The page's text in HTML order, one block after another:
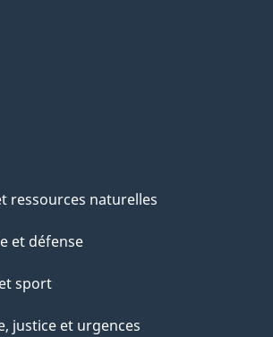
ressources naturelles
et défense
sport
justice et urgences